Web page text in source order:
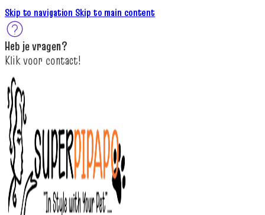
Skip to navigation Skip to main content
Heb jevragen?
Klikvoor contact!